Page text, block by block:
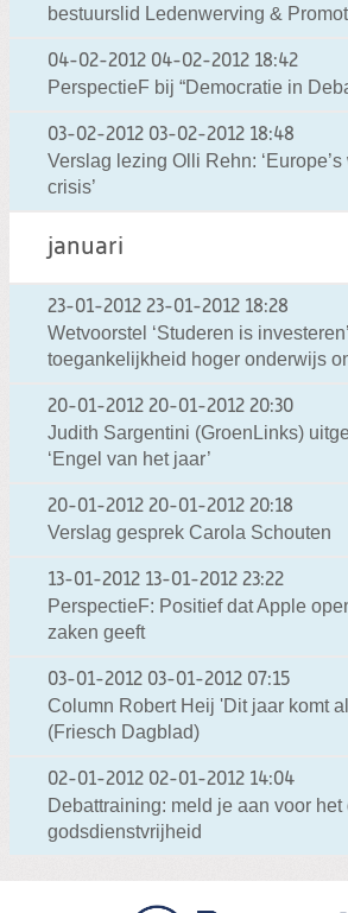
bestuurslid Ledenwerving &
04-02-2012 04-02-2012 18:42
PerspectieF bij “Democratie in
03-02-2012 03-02-2012 18:48
Verslag lezing Olli Rehn:
crisis’
januari
23-01-2012 23-01-2012 18:28
Wetvoorstel ‘Studeren is
toegankelijkheid hoger onderwijs
20-01-2012 20-01-2012 20:30
Judith Sargentini (GroenLinks)
‘Engel van het jaar’
20-01-2012 20-01-2012 20:18
Verslag gesprek Carola Schouten
13-01-2012 13-01-2012 23:22
PerspectieF: Positief dat Apple
zaken geeft
03-01-2012 03-01-2012 07:15
Column Robert Heij 'Dit jaar komt
(Friesch Dagblad)
02-01-2012 02-01-2012 14:04
Debattraining: meld je aan voor het
godsdienstvrijheid